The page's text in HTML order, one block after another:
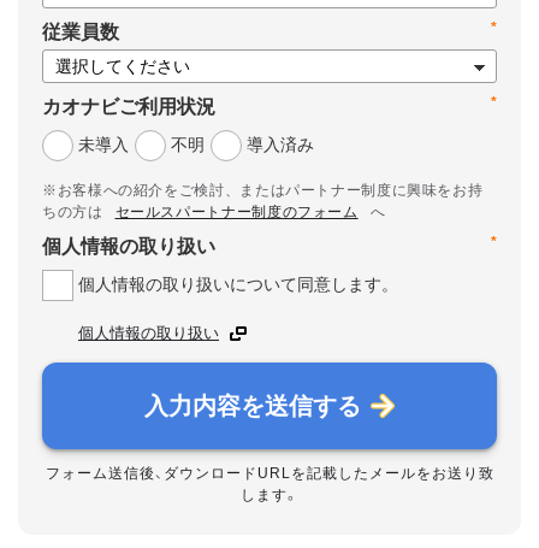
*
従業員数
*
カオナビご利用状況
未導入
不明 導入済み
※お客様への紹介をご検討、またはパートナー制度に興味をお持
ちの方は
セールスパートナー制度のフォーム
へ
*
個人情報の取り扱い
個人情報の取り扱いについて同意します。
個人情報の取り扱い
入力内容を送信する
フォーム送信後、ダウンロードURLを記載したメールをお送り致
します。